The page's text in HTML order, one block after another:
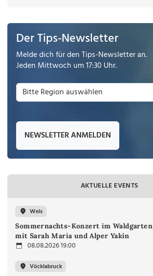
Der Tips-Newsletter
Melde dich für den Tips-Newsletter an.
Jeden Mittwoch um 17:30 Uhr.
NEWSLETTER ANMELDEN
AKTUELLE EVENTS
Wels
Sommernachts-Konzert im Waldgarten
mit Sarah Maria und Alper Yakin
08.08.2026 19:00
Vöcklabruck